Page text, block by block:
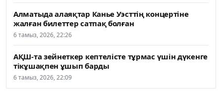
Алматыда алаяқтар Канье Уэсттің концертіне
жалған билеттер сатпақ болған
6 тамыз, 2026, 22:26
АҚШ-та зейнеткер кептелісте тұрмас үшін дүкенге
тікұшақпен ұшып барды
6 тамыз, 2026, 22:09